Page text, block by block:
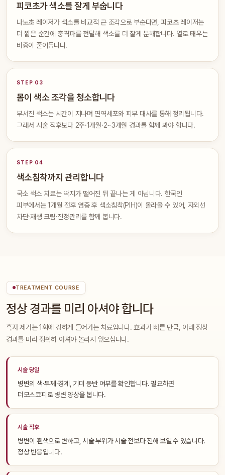
피코초가 색소를 잘게 부숩니다
나노초 레이저가 색소를 비교적 큰 조각으로 부순다면, 피코초 레이저는
더 짧은 순간에 충격파를 전달해 색소를 더 잘게 분해합니다. 열로 태우는
비중이 줄어듭니다.
STEP 03
몸이 색소 조각을 청소합니다
부서진 색소는 시간이 지나며 면역세포와 피부 대사를 통해 정리됩니다.
그래서 시술 직후보다 2주·1개월·2~3개월 경과를 함께 봐야 합니다.
STEP 04
색소침착까지 관리합니다
국소 색소 치료는 딱지가 떨어진 뒤 끝나는 게 아닙니다. 한국인
피부에서는 1개월 전후 염증 후 색소침착(PIH)이 올라올 수 있어, 자외선
차단·재생 크림·진정관리를 함께 봅니다.
TREATMENT COURSE
정상 경과를 미리 아셔야 합니다
흑자 제거는 1회에 강하게 들어가는 치료입니다. 효과가 빠른 만큼, 아래 정상
경과를 미리 정확히 아셔야 놀라지 않으십니다.
시술 당일
병변의 색·두께·경계, 기미 동반 여부를 확인합니다. 필요하면
더모스코피로 병변 양상을 봅니다.
시술 직후
병변이 흰색으로 변하고, 시술 부위가 시술 전보다 진해 보일 수 있습니다.
정상 반응입니다.